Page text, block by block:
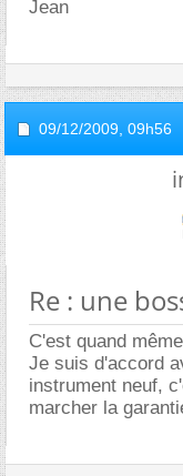
Jean
09/12/2009, 09h56
Re : une
C'est quand
Je suis d'accord
instrument neuf,
marcher la